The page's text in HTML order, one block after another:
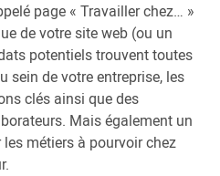
page « Travailler chez… »
de votre site web (ou un
potentiels trouvent toutes
sein de votre entreprise, les
clés ainsi que des
Mais également un
métiers à pourvoir chez